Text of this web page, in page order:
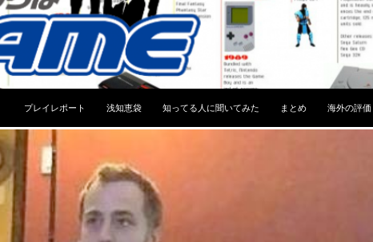
プレイレポート
浅知恵袋 知ってる人に聞いてみた まとめ 海外の評価